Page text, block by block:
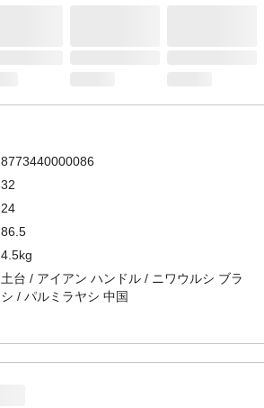
8773440000086
32
24
86.5
4.5kg
土台 / アイアン ハンドル / ニワウルシ ブラ
シ / パルミラヤシ 中国